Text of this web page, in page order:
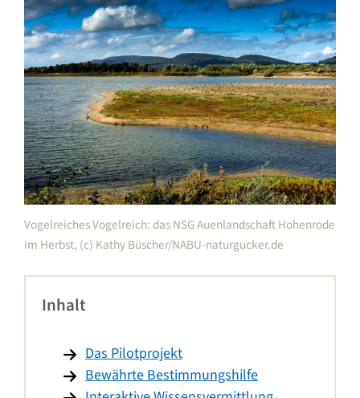
Vogelreiches Vogelreich: das NSG Auenlandschaft Hohenrode
im Herbst, (c) Kathy Büscher/NABU-naturgucker.de
Inhalt
Das Pilotprojekt
Bewährte Bestimmungshilfe